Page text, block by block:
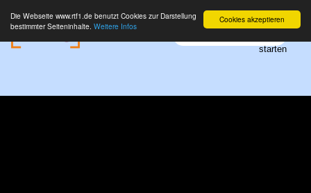
Cookies akzeptieren
Die Webseite www.rtf1.de benutzt Cookies zur Darstellung
bestimmter Seiteninhalte. Weitere Infos